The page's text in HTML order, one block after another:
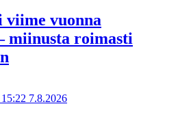
viime vuonna
miinusta roimasti
7.8.2026